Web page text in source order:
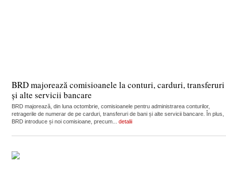
BRD majorează comisioanele la conturi, carduri, transferuri
și alte servicii bancare
BRD majorează, din luna octombrie, comisioanele pentru administrarea conturilor,
retragerile de numerar de pe carduri, transferuri de bani și alte servicii bancare. În plus,
BRD introduce și noi comisioane, precum... detalii